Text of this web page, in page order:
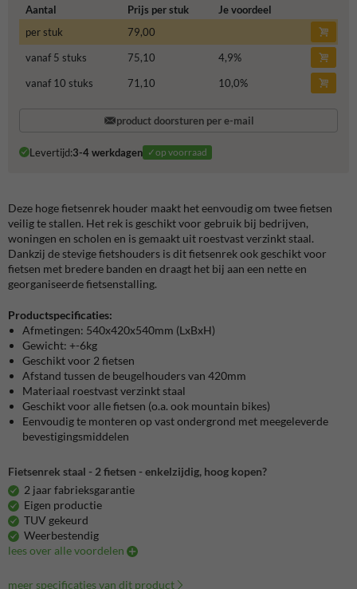
Aantal Prijs per stuk
Je voordeel
per stuk
79,00
vanaf 5 stuks
75,10 4,9%
vanaf 10 stuks
71,10 10,0%
product doorsturen per e-mail
Levertijd:3-4 werkdagen ✓op voorraad
Deze hoge fietsenrek houder maakt het eenvoudig om twee fietsen
veilig te stallen. Het rek is geschikt voor gebruik bij bedrijven,
woningen en scholen en is gemaakt uit roestvast verzinkt staal.
Dankzij de stevige fietshouders is dit fietsenrek ook geschikt voor
fietsen met bredere banden en draagt het bij aan een nette en
georganiseerde fietsenstalling.
Productspecificaties:
Afmetingen: 540x420x540mm (LxBxH)
Gewicht: +-6kg
Geschikt voor 2 fietsen
Afstand tussen de beugelhouders van 420mm
Materiaal roestvast verzinkt staal
Geschikt voor alle fietsen (o.a. ook mountain bikes)
Eenvoudig te monteren op vast ondergrond met meegeleverde
bevestigingsmiddelen
Fietsenrek staal - 2 fietsen - enkelzijdig, hoog kopen?
2 jaar fabrieksgarantie
Eigen productie
TUV gekeurd
Weerbestendig
lees over alle voordelen
meer specificaties van dit product